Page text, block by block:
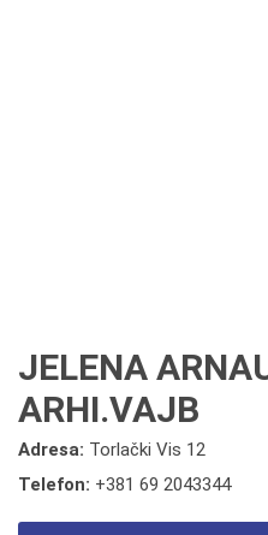
JELENA
ARHI.VAJB
Adresa: Torlački Vis 12
Telefon: +381 69 2043344